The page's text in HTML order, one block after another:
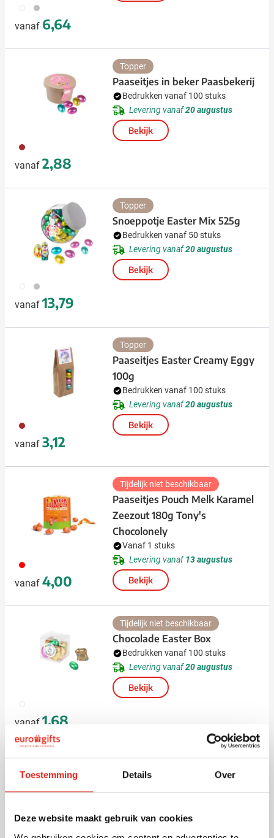
Toestemming Details Over
Deze website maakt gebruik van cookies
002 032
vanaf 6,64
011
vanaf 2,88
Topper
Paaseitjes in beker Paasbekerij
Bedrukken vanaf 100 stuks
Levering vanaf20 augustus
Bekijk
002 032
vanaf 13,79
Topper
Snoeppotje Easter Mix 525g
Bedrukken vanaf 50 stuks
Levering vanaf20 augustus
Bekijk
011
vanaf 3,12
Topper
Paaseitjes Easter Creamy Eggy
100g
Bedrukken vanaf 100 stuks
Levering vanaf20 augustus
Bekijk
008
vanaf 4,00
Tijdelijk niet beschikbaar
Paaseitjes Pouch Melk Karamel
Zeezout 180g Tony's
Chocolonely
Vanaf 1 stuks
Levering vanaf13 augustus
Bekijk
970
vanaf 1,68
Tijdelijk niet beschikbaar
Chocolade Easter Box
Bedrukken vanaf 100 stuks
Levering vanaf20 augustus
Bekijk
Waarom kiezen voor gepersonaliseerde
Door uw medewerkers, klanten of partners rond de